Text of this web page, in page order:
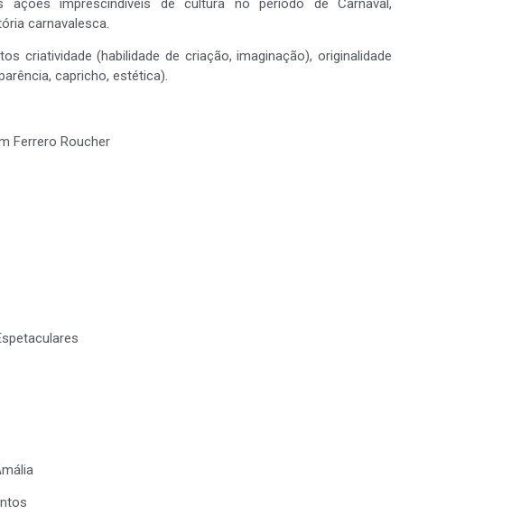
imprescindíveis de cultura no período de Carnaval,
carnavalesca.
criatividade (habilidade de criação, imaginação), originalidade
capricho, estética).
Ferrero Roucher